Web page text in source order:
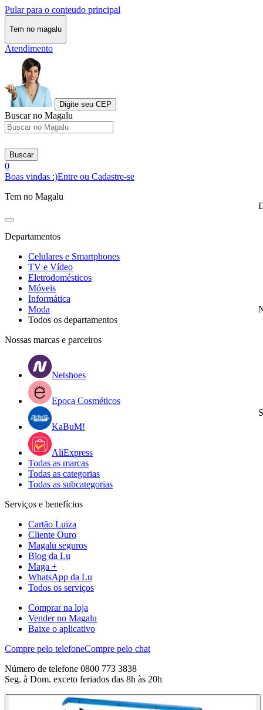
Pular para o conteudo principal
Tem no magalu
Atendimento
Digite seu CEP
Buscar no Magalu
Buscar
0
Boas vindas :)Entre ou Cadastre-se
Tem no Magalu
Departamentos
Celulares e Smartphones
TV e Vídeo
Eletrodomésticos
Móveis
Informática
Moda
Todos os departamentos
Nossas marcas e parceiros
Netshoes
Epoca Cosméticos
KaBuM!
AliExpress
Todas as marcas
Todas as categorias
Todas as subcategorias
Serviços e benefícios
Cartão Luiza
Cliente Ouro
Magalu seguros
Blog da Lu
Maga +
WhatsApp da Lu
Todos os serviços
Comprar na loja
Vender no Magalu
Baixe o aplicativo
Compre pelo telefoneCompre pelo chat
Número de telefone 0800 773 3838
Seg. à Dom. exceto feriados das 8h às 20h